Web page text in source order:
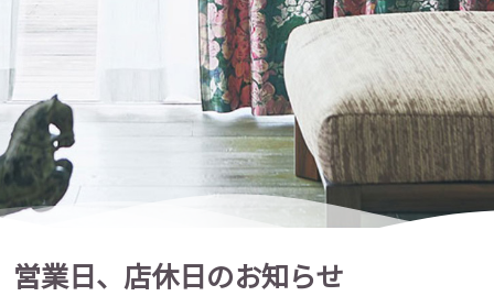
営業日、店休日のお知らせ